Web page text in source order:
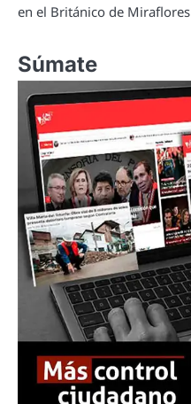
en el Británico de Miraflores
Súmate